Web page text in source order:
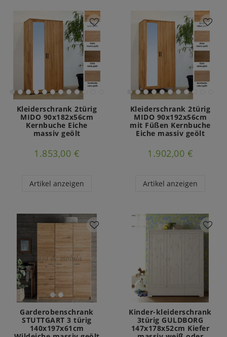
Kleiderschrank 2türig
MIDO 90x182x56cm
Kernbuche Eiche
massiv geölt
1.853,00 €
Artikel anzeigen
Kleiderschrank 2türig
MIDO 90x192x56cm
mit Füßen Kernbuche
Eiche massiv geölt
1.902,00 €
Artikel anzeigen
Garderobenschrank
STUTTGART 3 türig
140x197x61cm
Kinder-kleiderschrank
3türig GULDBORG
147x178x52cm Kiefer